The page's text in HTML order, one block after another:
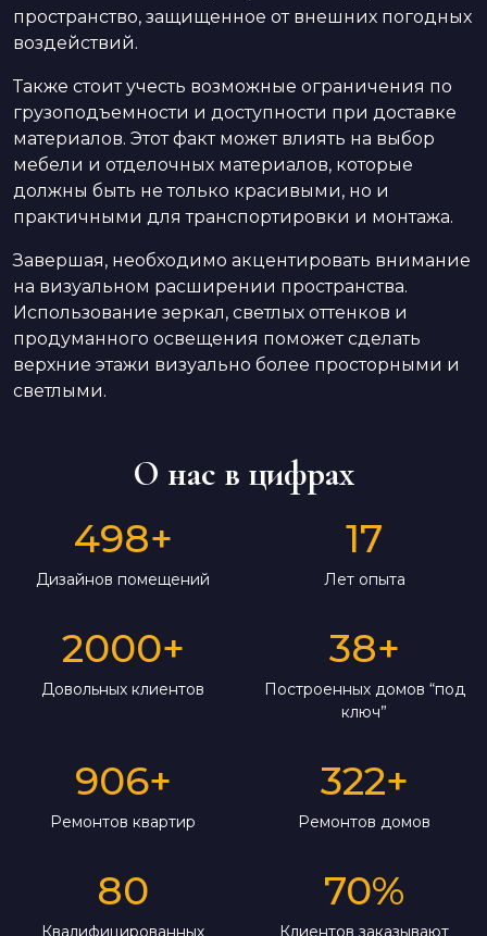
пространство, защищенное от внешних погодных
воздействий.
Также стоит учесть возможные ограничения по
грузоподъемности и доступности при доставке
материалов. Этот факт может влиять на выбор
мебели и отделочных материалов, которые
должны быть не только красивыми, но и
практичными для транспортировки и монтажа.
Завершая, необходимо акцентировать внимание
на визуальном расширении пространства.
Использование зеркал, светлых оттенков и
продуманного освещения поможет сделать
верхние этажи визуально более просторными и
светлыми.
О нас в цифрах
498+
Дизайнов помещений
17
Лет опыта
2000+
Довольных клиентов
38+
Построенных домов “под
ключ”
906+
Ремонтов квартир
322+
Ремонтов домов
80 70%